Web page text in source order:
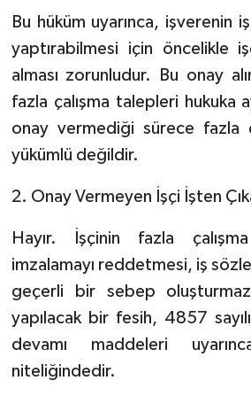
Bu hüküm uyarınca, işverenin
yaptırabilmesi için öncelikle
alması zorunludur. Bu onay
fazla çalışma talepleri hukuka
onay vermediği sürece fazla
yükümlü değildir.
2. Onay Vermeyen İşçi İşten
Hayır. İşçinin fazla
imzalamayı reddetmesi, iş
geçerli bir sebep
yapılacak bir fesih, 4857
devamı maddeleri
niteliğindedir.